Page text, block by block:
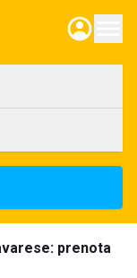
prenota